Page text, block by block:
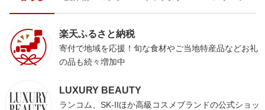
楽天ふるさと納税
寄付で地域を応援！旬な食材やご当地特産品などお礼
の品も続々増加中
LUXURY BEAUTY
ランコム、SK-IIほか高級コスメブランドの公式ショッ